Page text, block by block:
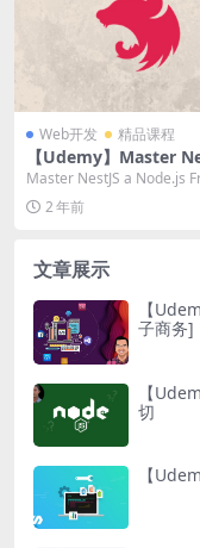
Web开发 精品课程
【Udemy】Master
Node.js Framework
Master NestJS a Node.js
ork 2024 学...
2 年前
文章展示
【
子商务]
【
切
【